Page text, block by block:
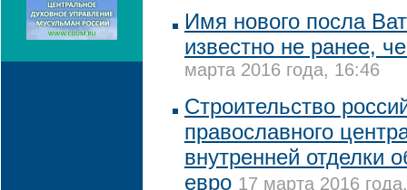
Имя нового посла
известно не ранее,
марта 2016 года, 16:46
Строительство
православного
внутренней отделки
евро 17 марта 2016